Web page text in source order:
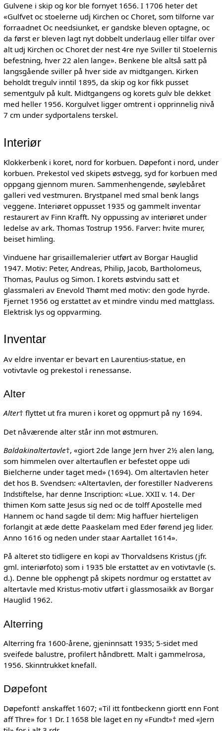
Gulvene i skip og kor ble fornyet 1656. I 1706 heter det
«Gulfvet oc stoelerne udj Kirchen oc Choret, som tilforne var
forraadnet Oc needsiunket, er gandske bleven optagne, oc
da først er bleven lagt nyt dobbelt underlaug eller tilfar over
alt udj Kirchen oc Choret der nest 4re nye Sviller til Stoelernis
befestning, hver 22 alen lange». Benkene ble altså satt på
langsgående sviller på hver side av midtgangen. Kirken
beholdt tregulv inntil 1895, da skip og kor fikk pusset
sementgulv på kult. Midtgangens og korets gulv ble dekket
med heller 1956. Korgulvet ligger omtrent i opprinnelig nivå
7 cm under sydportalens terskel.
Interiør
Klokkerbenk i koret, nord for korbuen. Døpefont i nord, under
korbuen. Prekestol ved skipets østvegg, syd for korbuen med
oppgang gjennom muren. Sammenhengende, søylebåret
galleri ved vestmuren. Brystpanel med smal benk langs
veggene. Interiøret oppusset 1935 og gammelt inventar
restaurert av Finn Krafft. Ny oppussing av interiøret under
ledelse av ark. Thomas Tostrup 1956. Farver: hvite murer,
beiset himling.
Vinduene har grisaillemalerier utført av Borgar Hauglid
1947. Motiv: Peter, Andreas, Philip, Jacob, Bartholomeus,
Thomas, Paulus og Simon. I korets østvindu satt et
glassmaleri av Enevold Thømt med motiv: den gode hyrde.
Fjernet 1956 og erstattet av et mindre vindu med mattglass.
Elektrisk lys og oppvarming.
Inventar
Av eldre inventar er bevart en Laurentius-statue, en
votivtavle og prekestol i renessanse.
Alter
Alter† flyttet ut fra muren i koret og oppmurt på ny 1694.
Det nåværende alter står inn mot østmuren.
Baldakinaltertavle†, «giort 2de lange Jern hver 2½ alen lang,
som himmelen over altertauflen er befestet oppe udi
Bielcherne under taget med» (1694). Om altertavlen heter
det hos B. Svendsen: «Altertavlen, der forestiller Nadverens
Indstiftelse, har denne Inscription: «Lue. XXII v. 14. Der
thimen Kom satte Jesus sig ned oc de tolff Apostelle med
Hannem oc hand sagde til dem: Mig haffuer hierteligen
forlangit at æde dette Paaskelam med Eder førend jeg lider.
Anno 1616 og neden under staar Aartallet 1614».
På alteret sto tidligere en kopi av Thorvaldsens Kristus (jfr.
gml. interiørfoto) som i 1935 ble erstattet av en votivtavle (s.
d.). Denne ble opphengt på skipets nordmur og erstattet av
altertavle med Kristus-motiv utført i glassmosaikk av Borgar
Hauglid 1962.
Alterring
Alterring fra 1600-årene, gjeninnsatt 1935; 5-sidet med
sveifede balustre, profilert håndbrett. Malt i gammelrosa,
1956. Skinntrukket knefall.
Døpefont
Døpefont† anskaffet 1607; «Til itt fontbeckenn giortt enn Font
aff Thre» for 1 Dr. I 1658 ble laget en ny «Fundt»† med «Jern